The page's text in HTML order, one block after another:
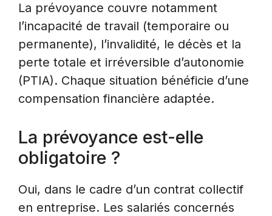
La prévoyance couvre notamment
l’incapacité de travail (temporaire ou
permanente), l’invalidité, le décès et la
perte totale et irréversible d’autonomie
(PTIA). Chaque situation bénéficie d’une
compensation financière adaptée.
La prévoyance est-elle
obligatoire ?
Oui, dans le cadre d’un contrat collectif
en entreprise. Les salariés concernés